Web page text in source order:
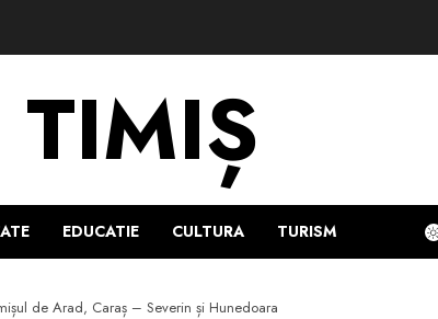
TIMIȘ
EDUCATIE CULTURA TURISM
de Arad, Caraș – Severin și Hunedoara